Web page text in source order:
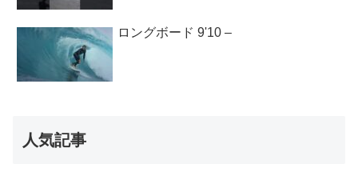
ロングボード 9'10 –
人気記事